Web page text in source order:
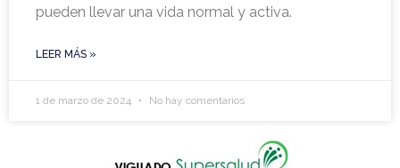
pueden llevar una vida normal y activa.
LEER MÁS »
1 de marzo de 2024 No hay comentarios